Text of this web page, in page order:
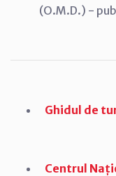
(O.M.D.) -
Ghidul de
Centrul